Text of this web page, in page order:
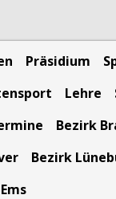
Präsidium
Lehre
Bezirk
Bezirk